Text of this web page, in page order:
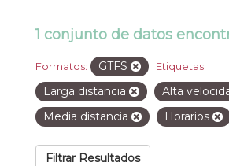
1 conjunto de datos
Formatos: GTFS Etiquetas:
Larga distancia
Alta
Media distancia
Horarios
Filtrar Resultados